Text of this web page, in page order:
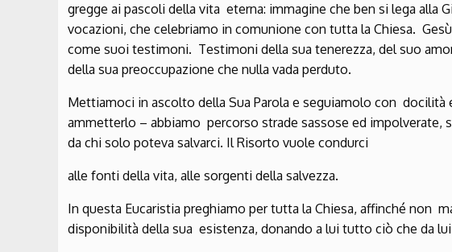
gregge ai pascoli della vita eterna: immagine che ben si lega alla
vocazioni, che celebriamo in comunione con tutta la Chiesa.
come suoi testimoni. Testimoni della sua tenerezza, del suo
della sua preoccupazione che nulla vada perduto.
Mettiamoci in ascolto della Sua Parola e seguiamolo con docilità
ammetterlo – abbiamo percorso strade sassose ed impolverate,
da chi solo poteva salvarci. Il Risorto vuole condurci
alle fonti della vita, alle sorgenti della salvezza.
In questa Eucaristia preghiamo per tutta la Chiesa, affinché non
disponibilità della sua esistenza, donando a lui tutto ciò che da